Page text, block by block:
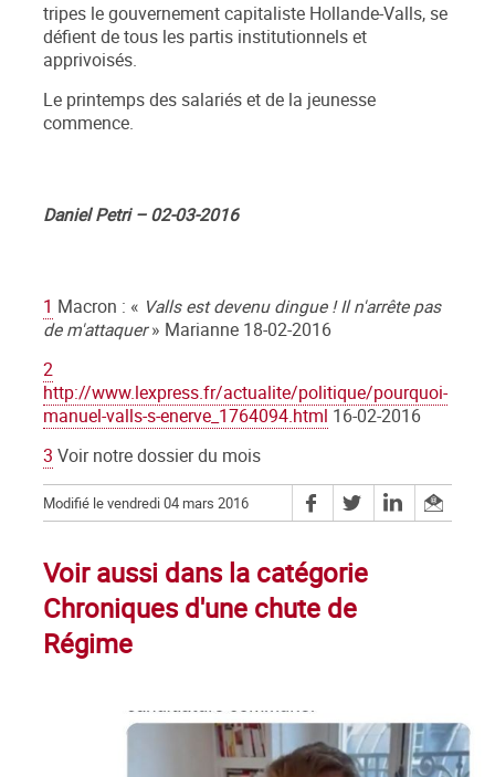
tripes le gouvernement capitaliste Hollande-Valls, se
défient de tous les partis institutionnels et
apprivoisés.
Le printemps des salariés et de la jeunesse
commence.
Daniel Petri – 02-03-2016
1 Macron : « Valls est devenu dingue ! Il n'arrête pas
de m'attaquer» Marianne 18-02-2016
2
http://www.lexpress.fr/actualite/politique/pourquoi-
manuel-valls-s-enerve_1764094.html 16-02-2016
3 Voir notre dossier du mois
Modifié le vendredi 04 mars 2016
Voir aussi dans la catégorie
Chroniques d'une chute de
Régime